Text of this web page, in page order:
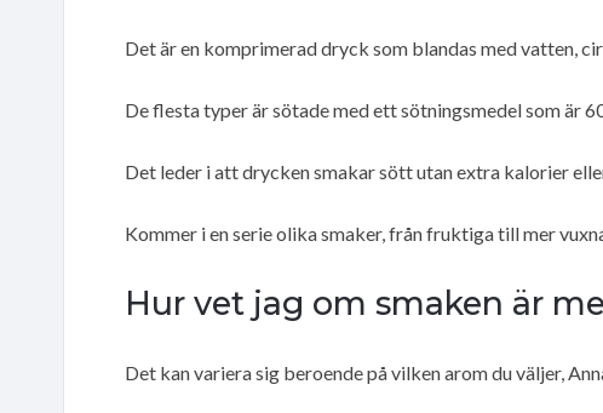
Det är en komprimerad dryck som blandas med vatten,
De flesta typer är sötade med ett sötningsmedel som är
Det leder i att drycken smakar sött utan extra kalorier
Kommer i en serie olika smaker, från fruktiga till mer
Hur vet jag om smaken är
Det kan variera sig beroende på vilken arom du väljer,